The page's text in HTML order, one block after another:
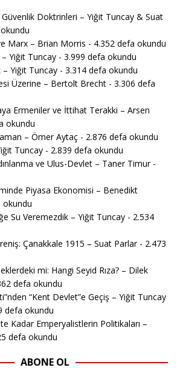
Doktrinleri – Yiğit Tuncay & Suat
Marx – Brian Morris - 4.352 defa okundu
Yiğit Tuncay - 3.999 defa okundu
– Yiğit Tuncay - 3.314 defa okundu
Üzerine – Bertolt Brecht - 3.306 defa
Ermeniler ve İttihat Terakki – Arsen
okundu
– Ömer Aytaç - 2.876 defa okundu
Tuncay - 2.839 defa okundu
ve Ulus-Devlet – Taner Timur-
Piyasa Ekonomisi – Benedikt
Su Veremezdik – Yiğit Tuncay - 2.534
Çanakkale 1915 – Suat Parlar- 2.473
mi: Hangi Seyid Rıza? – Dilek
defa okundu
“Kent Devlet”e Geçiş – Yiğit Tuncay
defa okundu
Kadar Emperyalistlerin Politikaları –
defa okundu
ABONE OL